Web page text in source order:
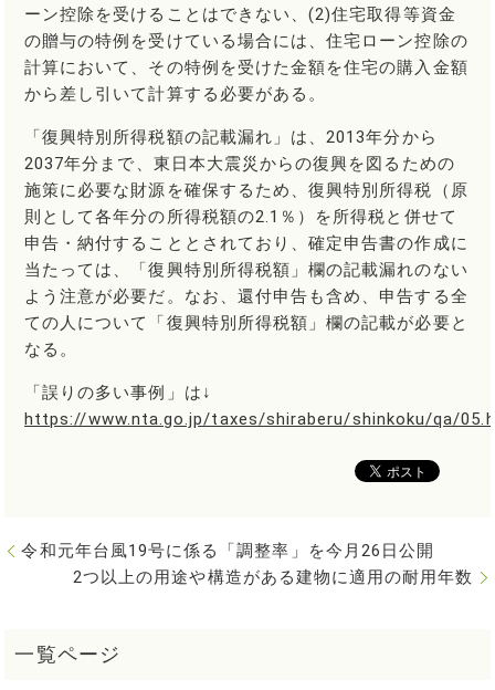
ーン控除を受けることはできない、(2)住宅取得等資金
の贈与の特例を受けている場合には、住宅ローン控除の
計算において、その特例を受けた金額を住宅の購入金額
から差し引いて計算する必要がある。
「復興特別所得税額の記載漏れ」は、2013年分から
2037年分まで、東日本大震災からの復興を図るための
施策に必要な財源を確保するため、復興特別所得税（原
則として各年分の所得税額の2.1％）を所得税と併せて
申告・納付することとされており、確定申告書の作成に
当たっては、「復興特別所得税額」欄の記載漏れのない
よう注意が必要だ。なお、還付申告も含め、申告する全
ての人について「復興特別所得税額」欄の記載が必要と
なる。
「誤りの多い事例」は↓
https://www.nta.go.jp/taxes/shiraberu/shinkoku/qa/
令和元年台風19号に係る「調整率」を今月26日公開
2つ以上の用途や構造がある建物に適用の耐用年数